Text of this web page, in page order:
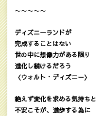
〜〜〜〜〜
ディズニーランドが
完成することはない
世の中に想像力がある限り
進化し続けるだろう
〈ウォルト・ディズニー〉
絶えず変化を求める気持ちと
不安こそが、進歩する為に